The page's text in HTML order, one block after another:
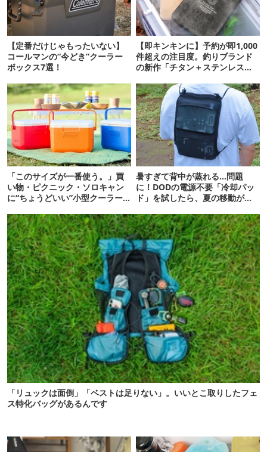
【定番だけじゃもったいない】
コールマンの“今どき”クーラー
ボックス7選！
【即キンキンに】予約が即1,000
件超えの注目度。釣りブランド
の新作「チタン＋ステンレスの
「このサイズが一番使う。」買
い物・ピクニック・ソロキャン
に“ちょうどいい”小型クーラー
暑すぎて背中が蒸れる…問題
に！DODの電源不要「冷却パッ
ド」を試したら、夏の移動がラ
「リュックは面倒」「ベストは足りない」。いいとこ取りしたフェ
ス特化バッグがあるんです